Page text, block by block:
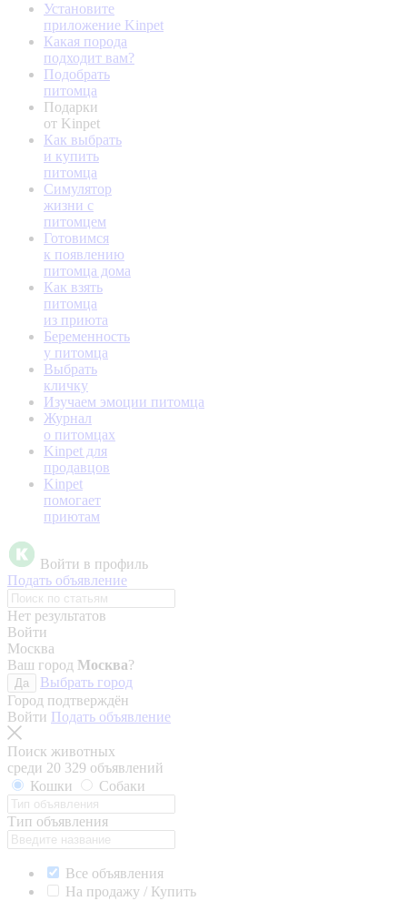
Установите
приложение Kinpet
Какая порода
подходит вам?
Подобрать
питомца
Подарки
от Kinpet
Как выбрать
и купить
питомца
Симулятор
жизни с
питомцем
Готовимся
к появлению
питомца дома
Как взять
питомца
из приюта
Беременность
у питомца
Выбрать
кличку
Изучаем эмоции питомца
Журнал
о питомцах
Kinpet для
продавцов
Kinpet
помогает
приютам
Войти в профиль
Подать объявление
Нет результатов
Войти
Москва
Ваш город Москва?
Да
Выбрать город
Город подтверждён
Войти Подать объявление
Поиск животных
среди 20 329 объявлений
Кошки
Собаки
Тип объявления
Все объявления
На продажу / Купить